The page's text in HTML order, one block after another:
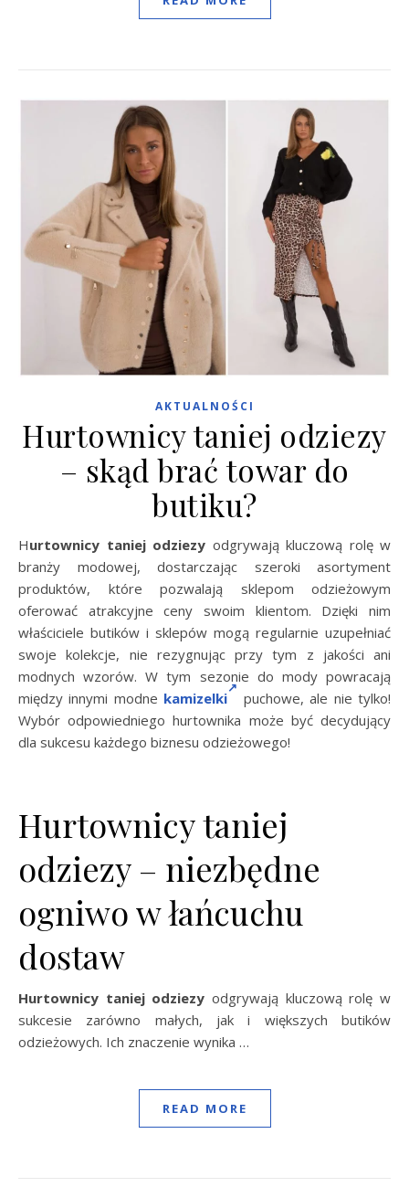
AKTUALNOŚCI
Hurtownicy taniej odziezy
– skąd brać towar do
butiku?
Hurtownicy taniej odziezy odgrywają kluczową rolę w
branży modowej, dostarczając szeroki asortyment
produktów, które pozwalają sklepom odzieżowym
oferować atrakcyjne ceny swoim klientom. Dzięki nim
właściciele butików i sklepów mogą regularnie uzupełniać
swoje kolekcje, nie rezygnując przy tym z jakości ani
modnych wzorów. W tym sezonie do mody powracają
między innymi modne kamizelki
puchowe, ale nie tylko!
Wybór odpowiedniego hurtownika może być decydujący
dla sukcesu każdego biznesu odzieżowego!
Hurtownicy taniej
odziezy – niezbędne
ogniwo w łańcuchu
dostaw
Hurtownicy taniej odziezy odgrywają kluczową rolę w
sukcesie zarówno małych, jak i większych butików
odzieżowych. Ich znaczenie wynika …
READ MORE